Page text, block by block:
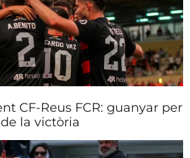
CF-Reus FCR: guanyar per
la victòria